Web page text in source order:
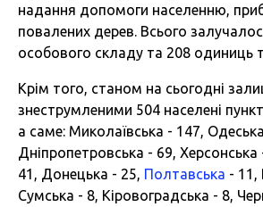
надання допомоги населенню,
повалених дерев. Всього
особового складу та 208 одиниць
Крім того, станом на сьогодні
знеструмленими 504 населені
а саме: Миколаївська - 147,
Дніпропетровська - 69, Херсонська
41, Донецька - 25, Полтавська - 11,
Сумська - 8, Кіровоградська - 8,